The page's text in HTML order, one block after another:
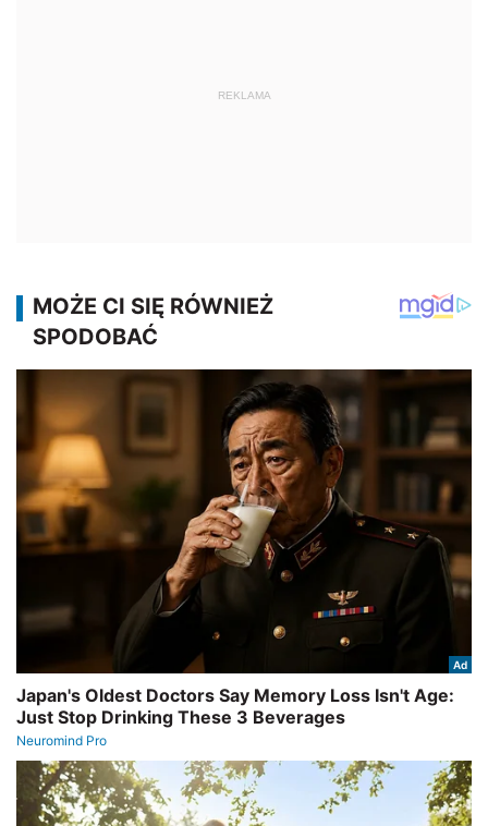
REKLAMA